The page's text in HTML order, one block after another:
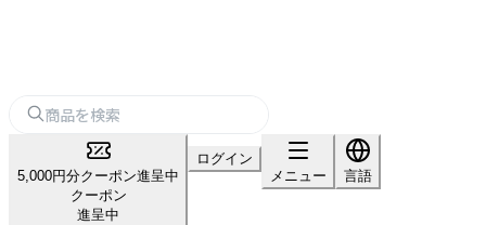
5,000円分クーポン進呈中
クーポン
進呈中
ログイン
メニュー
言語